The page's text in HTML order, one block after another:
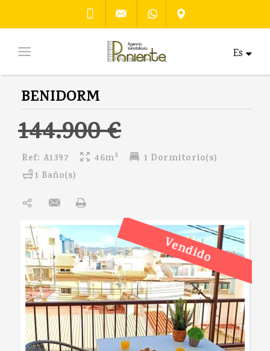
Es
BENIDORM
144.900 €
Ref: A1397 46m2
1 Dormitorio(s)
1 Baño(s)
Vendido